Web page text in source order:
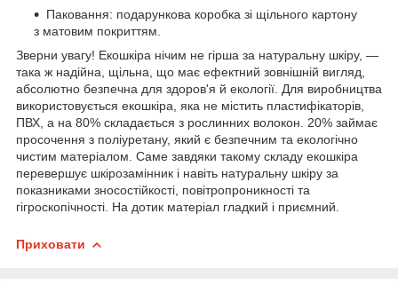
Паковання: подарункова коробка зі щільного картону
з матовим покриттям.
Зверни увагу! Екошкіра нічим не гірша за натуральну шкіру, —
така ж надійна, щільна, що має ефектний зовнішній вигляд,
абсолютно безпечна для здоров'я й екології. Для виробництва
використовується екошкіра, яка не містить пластифікаторів,
ПВХ, а на 80% складається з рослинних волокон. 20% займає
просочення з поліуретану, який є безпечним та екологічно
чистим матеріалом. Саме завдяки такому складу екошкіра
перевершує шкірозамінник і навіть натуральну шкіру за
показниками зносостійкості, повітропроникності та
гігроскопічності. На дотик матеріал гладкий і приємний.
Приховати